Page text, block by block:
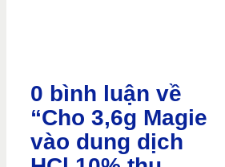
0 bình luận về
“Cho 3,6g Magie
vào dung dịch